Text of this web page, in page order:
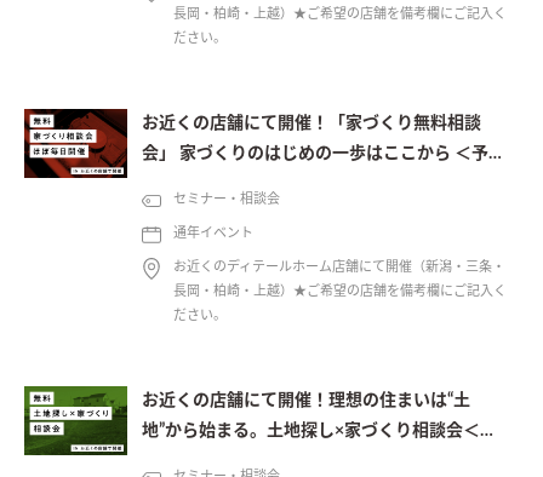
長岡・柏崎・上越）★ご希望の店舗を備考欄にご記入く
ださい。
お近くの店舗にて開催！「家づくり無料相談
会」 家づくりのはじめの一歩はここから ＜予約
セミナー・相談会
通年イベント
お近くのディテールホーム店舗にて開催（新潟・三条・
長岡・柏崎・上越）★ご希望の店舗を備考欄にご記入く
ださい。
お近くの店舗にて開催！理想の住まいは“土
地”から始まる。土地探し×家づくり相談会＜予